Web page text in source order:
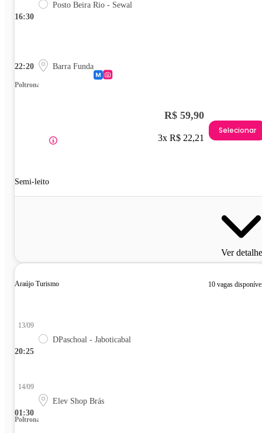
16:30
Posto Beira Rio - Sewal
22:20 Barra Funda
Poltrona
Semi-leito
R$ 59,90
3x R$ 22,21
Selecionar
Ver
Araújo Turismo 10 vagas
20:25
13/09
DPaschoal - Jaboticabal
01:30
14/09
Elev Shop Brás
Poltrona